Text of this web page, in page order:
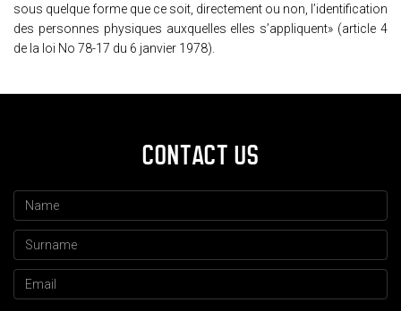
sous quelque forme que ce soit, directement ou non, l’identification
des personnes physiques auxquelles elles s’appliquent» (article 4
de la loi No 78-17 du 6 janvier 1978).
CONTACT US